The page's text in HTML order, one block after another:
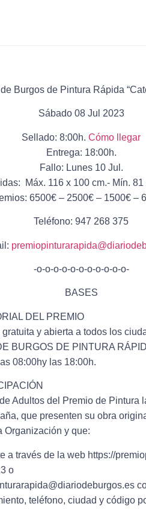
Burgos de Pintura Rápida
Sábado 08 Jul 2023
Sellado: 8:00h. Cómo llegar
Entrega: 18:00h.
Fallo: Lunes 10 Jul.
Máx. 116 x 100 cm.- Mín. 81
6500€ – 2500€ – 1500€ –
Teléfono: 947 268 375
-o-o-o-o-o-o-o-o-o-o-o-
BASES
DEL PREMIO
y abierta a todos los
BURGOS DE PINTURA
08:00hy las 18:00h.
Adultos del Premio de Pintura
que presenten su obra
Organización y que:
a través de la web https://
o
teléfono, ciudad y código